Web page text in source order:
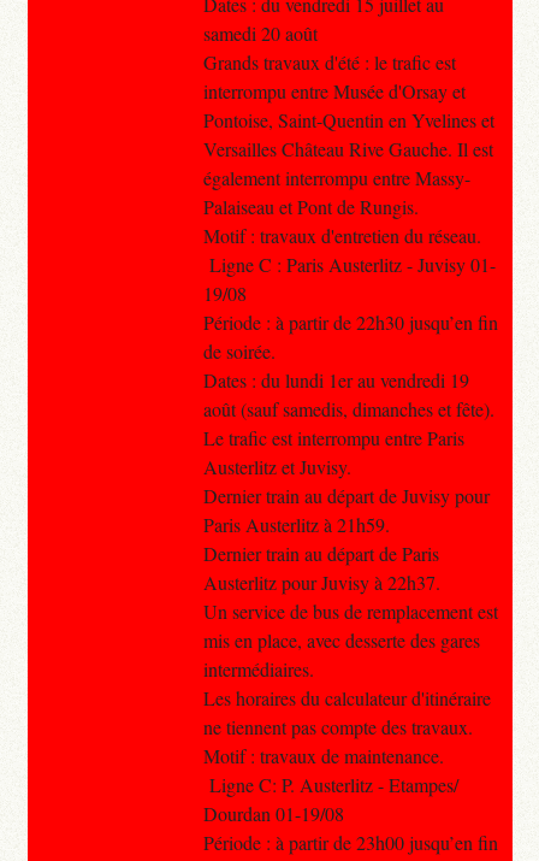
samedi 20 août
Grands travaux d'été : le trafic est
interrompu entre Musée d'Orsay et
Pontoise, Saint-Quentin en Yvelines et
Versailles Château Rive Gauche. Il est
également interrompu entre Massy-
Palaiseau et Pont de Rungis.
Motif : travaux d'entretien du réseau.
Ligne C : Paris Austerlitz - Juvisy 01-
19/08
Période : à partir de 22h30 jusqu’en fin
de soirée.
Dates : du lundi 1er au vendredi 19
août (sauf samedis, dimanches et fête).
Le trafic est interrompu entre Paris
Austerlitz et Juvisy.
Dernier train au départ de Juvisy pour
Paris Austerlitz à 21h59.
Dernier train au départ de Paris
Austerlitz pour Juvisy à 22h37.
Un service de bus de remplacement est
mis en place, avec desserte des gares
intermédiaires.
Les horaires du calculateur d'itinéraire
ne tiennent pas compte des travaux.
Motif : travaux de maintenance.
Ligne C: P. Austerlitz - Etampes/
Dourdan 01-19/08
Période : à partir de 23h00 jusqu’en fin